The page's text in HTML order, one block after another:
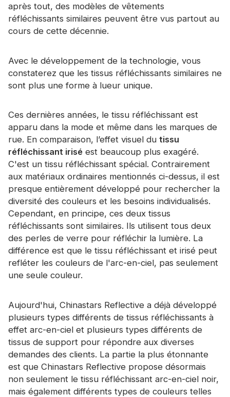
après tout, des modèles de vêtements
réfléchissants similaires peuvent être vus partout au
cours de cette décennie.
Avec le développement de la technologie, vous
constaterez que les tissus réfléchissants similaires ne
sont plus une forme à lueur unique.
Ces dernières années, le tissu réfléchissant est
apparu dans la mode et même dans les marques de
rue. En comparaison, l’effet visuel du tissu
réfléchissant irisé est beaucoup plus exagéré.
C'est un tissu réfléchissant spécial. Contrairement
aux matériaux ordinaires mentionnés ci-dessus, il est
presque entièrement développé pour rechercher la
diversité des couleurs et les besoins individualisés.
Cependant, en principe, ces deux tissus
réfléchissants sont similaires. Ils utilisent tous deux
des perles de verre pour réfléchir la lumière. La
différence est que le tissu réfléchissant et irisé peut
refléter les couleurs de l'arc-en-ciel, pas seulement
une seule couleur.
Aujourd'hui, Chinastars Reflective a déjà développé
plusieurs types différents de tissus réfléchissants à
effet arc-en-ciel et plusieurs types différents de
tissus de support pour répondre aux diverses
demandes des clients. La partie la plus étonnante
est que Chinastars Reflective propose désormais
non seulement le tissu réfléchissant arc-en-ciel noir,
mais également différents types de couleurs telles